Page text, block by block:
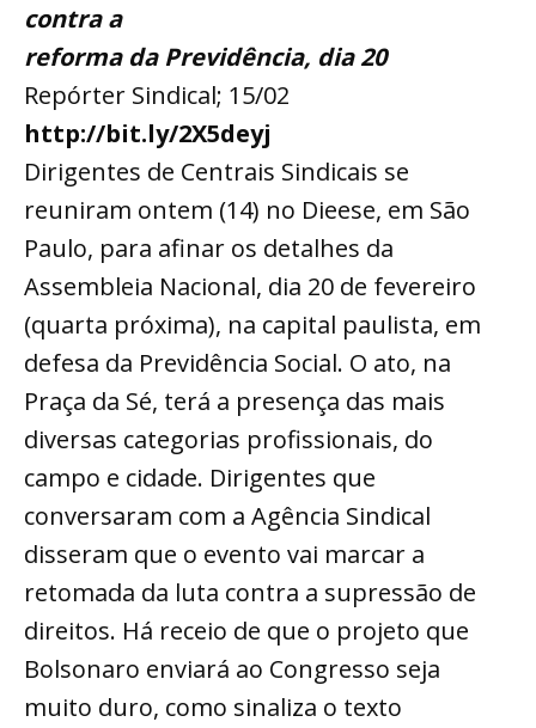
contra a
reforma da Previdência, dia 20
Repórter Sindical; 15/02
http://bit.ly/2X5deyj
Dirigentes de Centrais Sindicais se
reuniram ontem (14) no Dieese, em São
Paulo, para afinar os detalhes da
Assembleia Nacional, dia 20 de fevereiro
(quarta próxima), na capital paulista, em
defesa da Previdência Social. O ato, na
Praça da Sé, terá a presença das mais
diversas categorias profissionais, do
campo e cidade. Dirigentes que
conversaram com a Agência Sindical
disseram que o evento vai marcar a
retomada da luta contra a supressão de
direitos. Há receio de que o projeto que
Bolsonaro enviará ao Congresso seja
muito duro, como sinaliza o texto